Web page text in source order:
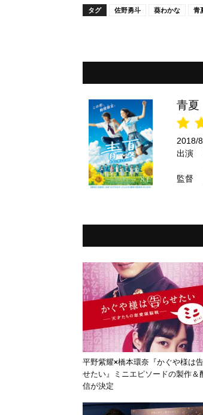
タグ 佐野勇斗 葵わかな 青
青
2018/
出演
監督
平野紫耀×橋本環奈『かぐや様は
せたい』ミニエピソードの製作＆
信が決定